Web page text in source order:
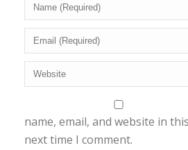
name, email, and website in
next time I comment.